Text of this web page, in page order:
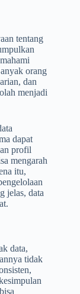
tentang
orang
dan
menjadi
dapat
profil
mengarah
itu,
jelas, data
data,
tidak